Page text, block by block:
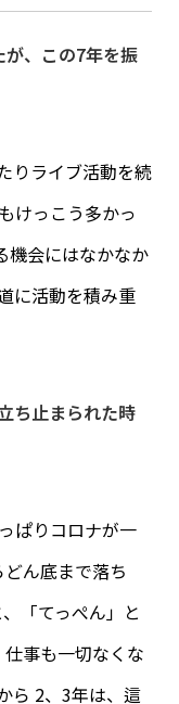
、この7年を振
ライブ活動を続
けっこう多かっ
機会にはなかなか
に活動を積み重
ち止まられた時
ぱりコロナが一
ん底まで落ち
「てっぺん」と
事も一切なくな
ら 2、3年は、這